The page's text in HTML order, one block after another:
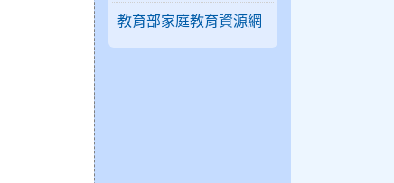
教育部家庭教育資源網